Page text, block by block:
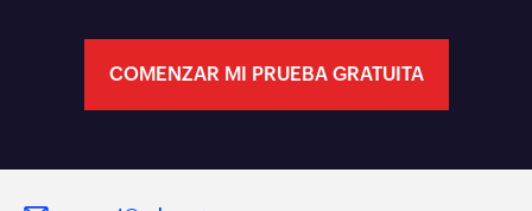
COMENZAR MI PRUEBA GRATUITA